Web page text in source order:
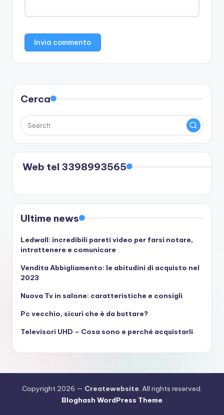
Cerca
Web tel 3398993565
Ultime news
Ledwall: incredibili pareti video per farsi notare,
intrattenere e comunicare
Vendita Abbigliamento: le abitudini di acquisto nel
2023
Nuova Tv in salone: caratteristiche e consigli
Pc vecchio, sicuri che è da buttare?
Televisori UHD – Cosa sono e perché acquistarli
Copyright 2026 — Createwebsite. All rights reserved.
Bloghash WordPress Theme